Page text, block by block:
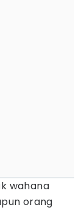
wahana
orang